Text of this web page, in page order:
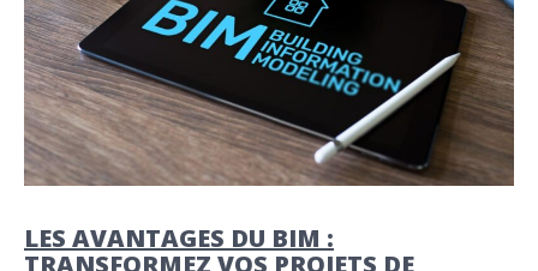
LES AVANTAGES DU BIM :
TRANSFORMEZ VOS PROJETS DE